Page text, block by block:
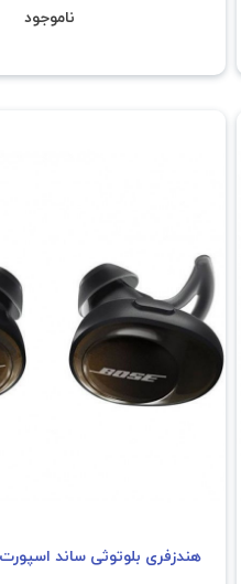
ناموجود
هندزفری بلوتوثی ساند